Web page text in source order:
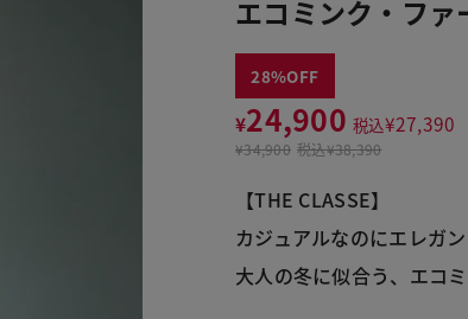
エコミンク・ファ
28
¥24,900 税込¥27,390
¥34,900 税込¥38,390
【THE CLASSE】
カジュアルなのにエレガ
大人の冬に似合う、エコ